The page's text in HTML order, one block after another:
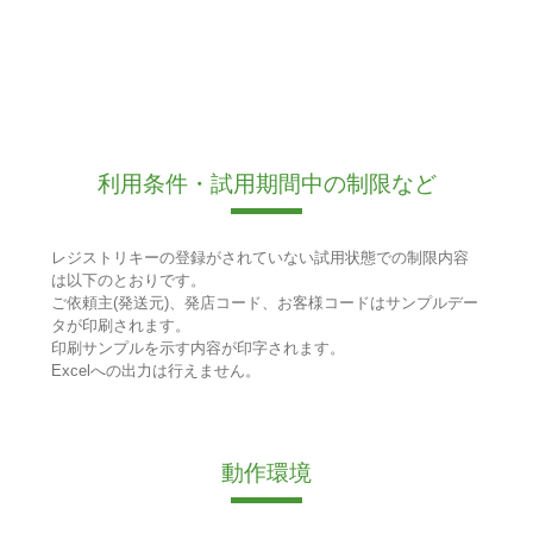
利用条件・試用期間中の制限など
レジストリキーの登録がされていない試用状態での制限内容
は以下のとおりです。
ご依頼主(発送元)、発店コード、お客様コードはサンプルデー
タが印刷されます。
印刷サンプルを示す内容が印字されます。
Excelへの出力は行えません。
動作環境